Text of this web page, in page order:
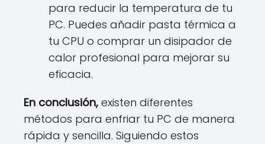
para reducir la temperatura de tu
PC. Puedes añadir pasta térmica a
tu CPU o comprar un disipador de
calor profesional para mejorar su
eficacia.
En conclusión, existen diferentes
métodos para enfriar tu PC de manera
rápida y sencilla. Siguiendo estos